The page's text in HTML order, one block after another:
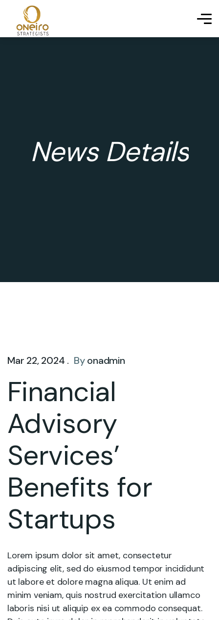
News Details
Mar 22, 2024 . Byonadmin
Financial
Advisory
Services’
Benefits for
Startups
Lorem ipsum dolor sit amet, consectetur
adipiscing elit, sed do eiusmod tempor incididunt
ut labore et dolore magna aliqua. Ut enim ad
minim veniam, quis nostrud exercitation ullamco
laboris nisi ut aliquip ex ea commodo consequat.